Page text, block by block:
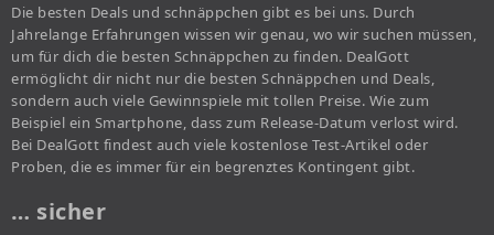
Die besten Deals und schnäppchen gibt es bei uns. Durch
Jahrelange Erfahrungen wissen wir genau, wo wir suchen müssen,
um für dich die besten Schnäppchen zu finden. DealGott
ermöglicht dir nicht nur die besten Schnäppchen und Deals,
sondern auch viele Gewinnspiele mit tollen Preise. Wie zum
Beispiel ein Smartphone, dass zum Release-Datum verlost wird.
Bei DealGott findest auch viele kostenlose Test-Artikel oder
Proben, die es immer für ein begrenztes Kontingent gibt.
… sicher